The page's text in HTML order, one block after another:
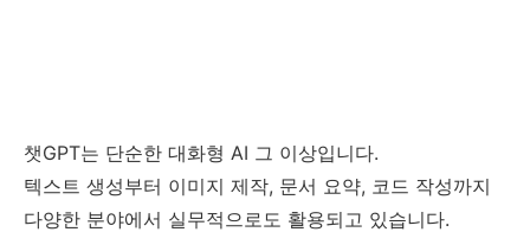
챗GPT는 단순한 대화형 AI 그 이상입니다.
텍스트 생성부터 이미지 제작, 문서 요약, 코드 작성까지
다양한 분야에서 실무적으로도 활용되고 있습니다.